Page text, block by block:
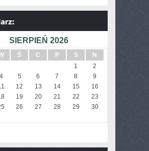
SIERPIEŃ 2026
Ś C P S
N
1
2
5 6 7 8
9
12 13 14 15
16
19 20 21 22
23
26 27 28 29 30